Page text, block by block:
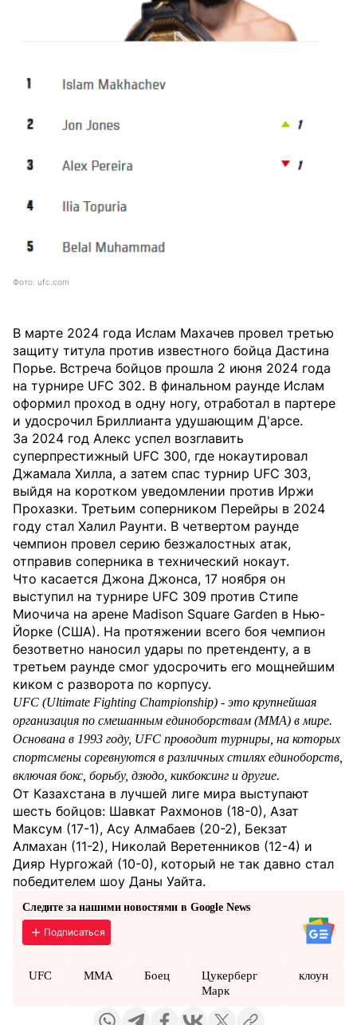
Фото: ufc.com
В марте 2024 года Ислам Махачев провел третью
защиту титула против известного бойца Дастина
Порье. Встреча бойцов прошла 2 июня 2024 года
на турнире UFC 302. В финальном раунде Ислам
оформил проход в одну ногу, отработал в партере
и удосрочил Бриллианта удушающим Д'арсе.
За 2024 год Алекс успел возглавить
суперпрестижный UFC 300, где нокаутировал
Джамала Хилла, а затем спас турнир UFC 303,
выйдя на коротком уведомлении против Иржи
Прохазки. Третьим соперником Перейры в 2024
году стал Халил Раунти. В четвертом раунде
чемпион провел серию безжалостных атак,
отправив соперника в технический нокаут.
Что касается Джона Джонса, 17 ноября он
выступил на турнире UFC 309 против Стипе
Миочича на арене Madison Square Garden в Нью-
Йорке (США). На протяжении всего боя чемпион
безответно наносил удары по претенденту, а в
третьем раунде смог удосрочить его мощнейшим
киком с разворота по корпусу.
UFC (Ultimate Fighting Championship) - это крупнейшая
организация по смешанным единоборствам (MMA) в мире.
Основана в 1993 году, UFC проводит турниры, на которых
спортсмены соревнуются в различных стилях единоборств,
включая бокс, борьбу, дзюдо, кикбоксинг и другие.
От Казахстана в лучшей лиге мира выступают
шесть бойцов: Шавкат Рахмонов (18-0), Азат
Максум (17-1), Асу Алмабаев (20-2), Бекзат
Алмахан (11-2), Николай Веретенников (12-4) и
Дияр Нургожай (10-0), который не так давно стал
победителем шоу Даны Уайта.
Следите за нашими новостями в Google News
Подписаться
UFC ММА Боец
Цукерберг
Марк
клоун